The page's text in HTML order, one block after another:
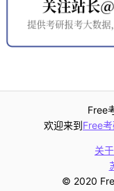
Free
欢迎来到Free
关
© 2020